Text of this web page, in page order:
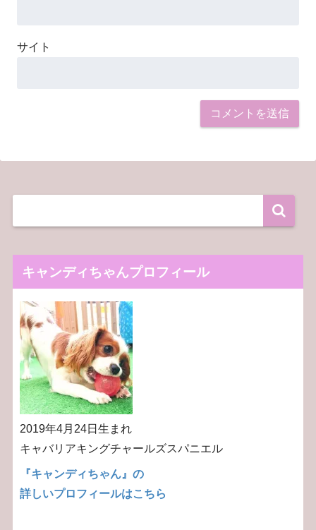
サイト
キャンディちゃんプロフィール
2019年4月24日生まれ
キャバリアキングチャールズスパニエル
『キャンディちゃん』の
詳しいプロフィールはこちら